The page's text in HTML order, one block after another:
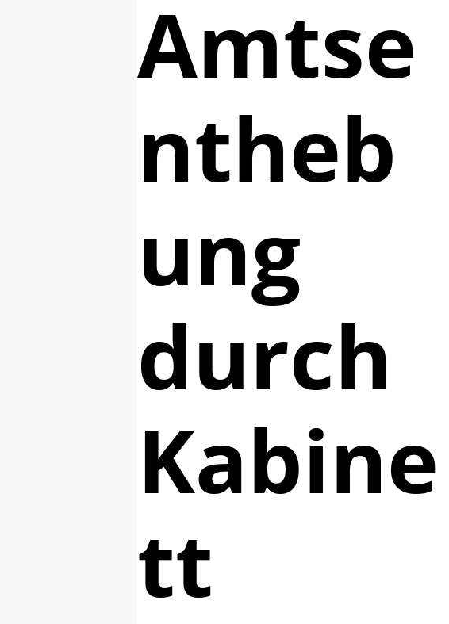
Amtse
ntheb
ung
durch
Kabine
tt